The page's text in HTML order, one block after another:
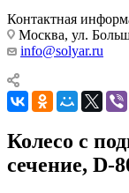
Контактная
Москва, ул.
info@solyar.ru
Колесо с
сечение, D-